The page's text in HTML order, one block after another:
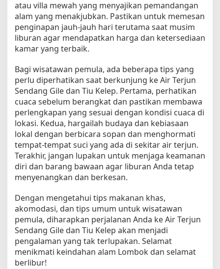
atau villa mewah yang menyajikan pemandangan
alam yang menakjubkan. Pastikan untuk memesan
penginapan jauh-jauh hari terutama saat musim
liburan agar mendapatkan harga dan ketersediaan
kamar yang terbaik.
Bagi wisatawan pemula, ada beberapa tips yang
perlu diperhatikan saat berkunjung ke Air Terjun
Sendang Gile dan Tiu Kelep. Pertama, perhatikan
cuaca sebelum berangkat dan pastikan membawa
perlengkapan yang sesuai dengan kondisi cuaca di
lokasi. Kedua, hargailah budaya dan kebiasaan
lokal dengan berbicara sopan dan menghormati
tempat-tempat suci yang ada di sekitar air terjun.
Terakhir, jangan lupakan untuk menjaga keamanan
diri dan barang bawaan agar liburan Anda tetap
menyenangkan dan berkesan.
Dengan mengetahui tips makanan khas,
akomodasi, dan tips umum untuk wisatawan
pemula, diharapkan perjalanan Anda ke Air Terjun
Sendang Gile dan Tiu Kelep akan menjadi
pengalaman yang tak terlupakan. Selamat
menikmati keindahan alam Lombok dan selamat
berlibur!